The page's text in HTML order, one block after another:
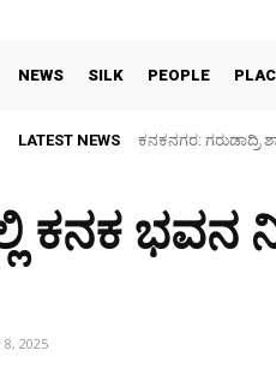
NEWS SILK PEOPLE
LATEST NEWS Sidlaghatta Silk
ಕನಕ
2025